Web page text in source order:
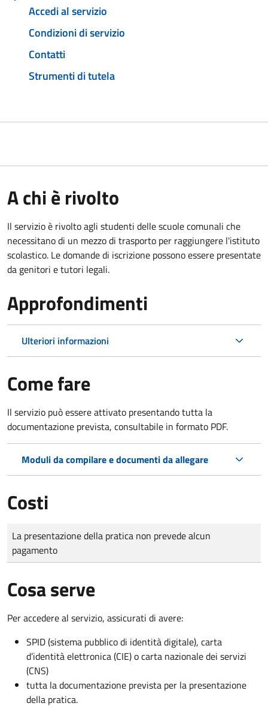
Accedi al servizio
Condizioni di servizio
Contatti
Strumenti di tutela
A chi è rivolto
Il servizio è rivolto agli studenti delle scuole comunali che
necessitano di un mezzo di trasporto per raggiungere l'istituto
scolastico. Le domande di iscrizione possono essere presentate
da genitori e tutori legali.
Approfondimenti
Ulteriori informazioni
Come fare
Il servizio può essere attivato presentando tutta la
documentazione prevista, consultabile in formato PDF.
Moduli da compilare e documenti da allegare
Costi
Tipo di pagamento
Importo
La presentazione della pratica non prevede alcun
pagamento
Cosa serve
Per accedere al servizio, assicurati di avere:
SPID (sistema pubblico di identità digitale), carta
d’identità elettronica (CIE) o carta nazionale dei servizi
(CNS)
tutta la documentazione prevista per la presentazione
della pratica.